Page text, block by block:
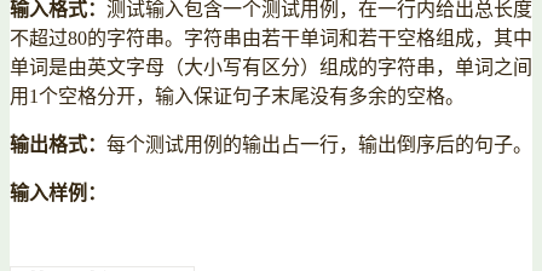
输入格式： 测试输入包含一个测试用例，在一行内给出总长度
不超过80的字符串。字符串由若干单词和若干空格组成，其中
单词是由英文字母（大小写有区分）组成的字符串，单词之间
用1个空格分开，输入保证句子末尾没有多余的空格。
输出格式： 每个测试用例的输出占一行，输出倒序后的句子。
输入样例：